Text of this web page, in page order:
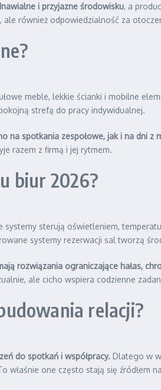
i przyjazne środowisku, a
również odpowiedzialność za
meble, lekkie ścianki i mobilne
strefą do pracy indywidualnej.
na spotkania zespołowe, jak i na dni z
razem z firmą i jej rytmem.
biur 2026?
systemy sterują oświetleniem,
systemy rezerwacji sal tworzą
rozwiązania ograniczające hałas,
ale cicho wspiera codzienne
relacji?
do spotkań i współpracy. Dlatego w
one często stają się źródłem